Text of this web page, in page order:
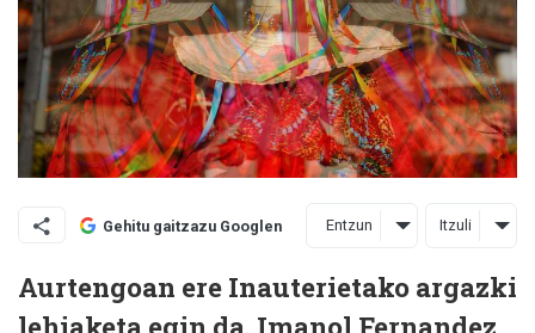
Gehitu gaitzazu Googlen Entzun Itzuli
Aurtengoan ere Inauterietako argazki